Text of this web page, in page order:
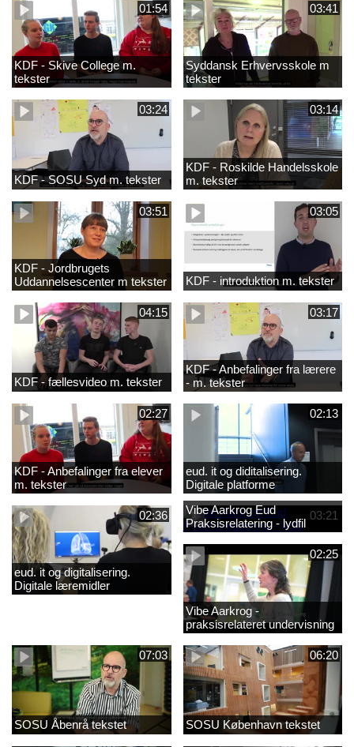
01:54
KDF - Skive College m.
tekster
03:41
Syddansk Erhvervsskole m
tekster
03:24
KDF - SOSU Syd m. tekster
03:14
KDF - Roskilde Handelsskole
m. tekster
03:51
KDF - Jordbrugets
Uddannelsescenter m tekster
03:05
KDF - introduktion m. tekster
04:15
KDF - fællesvideo m. tekster
03:17
KDF - Anbefalinger fra lærere
- m. tekster
02:27
KDF - Anbefalinger fra elever
m. tekster
02:13
eud. it og diditalisering.
Digitale platforme
02:36
eud. it og digitalisering.
Digitale læremidler
03:21
Vibe Aarkrog Eud
Praksisrelatering - lydfil
02:25
Vibe Aarkrog -
praksisrelateret undervisning
07:03
SOSU Åbenrå tekstet
06:20
SOSU København tekstet